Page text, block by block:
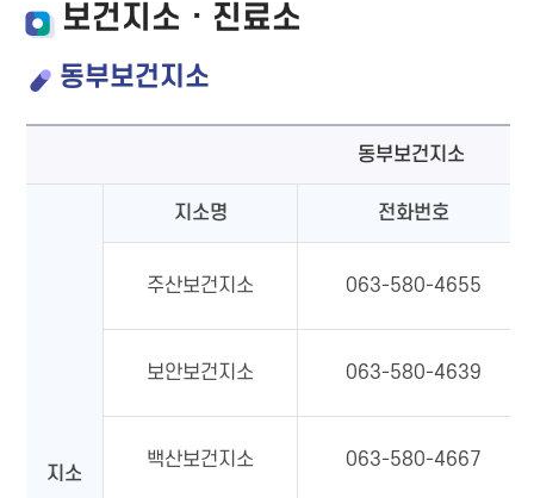
보건지소 · 진료소
동부보건지소
동부보건지소
지소
지소명 전화번호
주산보건지소 063-580-4655
보안보건지소 063-580-4639
백산보건지소 063-580-4667